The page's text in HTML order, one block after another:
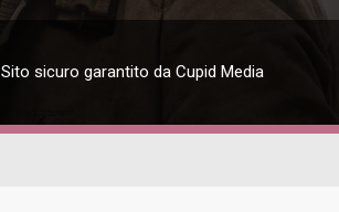
Sito sicuro garantito da Cupid Media